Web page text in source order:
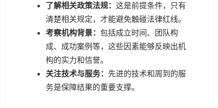
了解相关政策法规： 这是前提条件，只有
清楚相关规定，才能避免触碰法律红线。
考察机构背景： 包括成立时间、团队构
成、成功案例等，这些因素能够反映出机
构的实力和信誉。
关注技术与服务： 先进的技术和周到的服
务是保障结果的重要支撑。